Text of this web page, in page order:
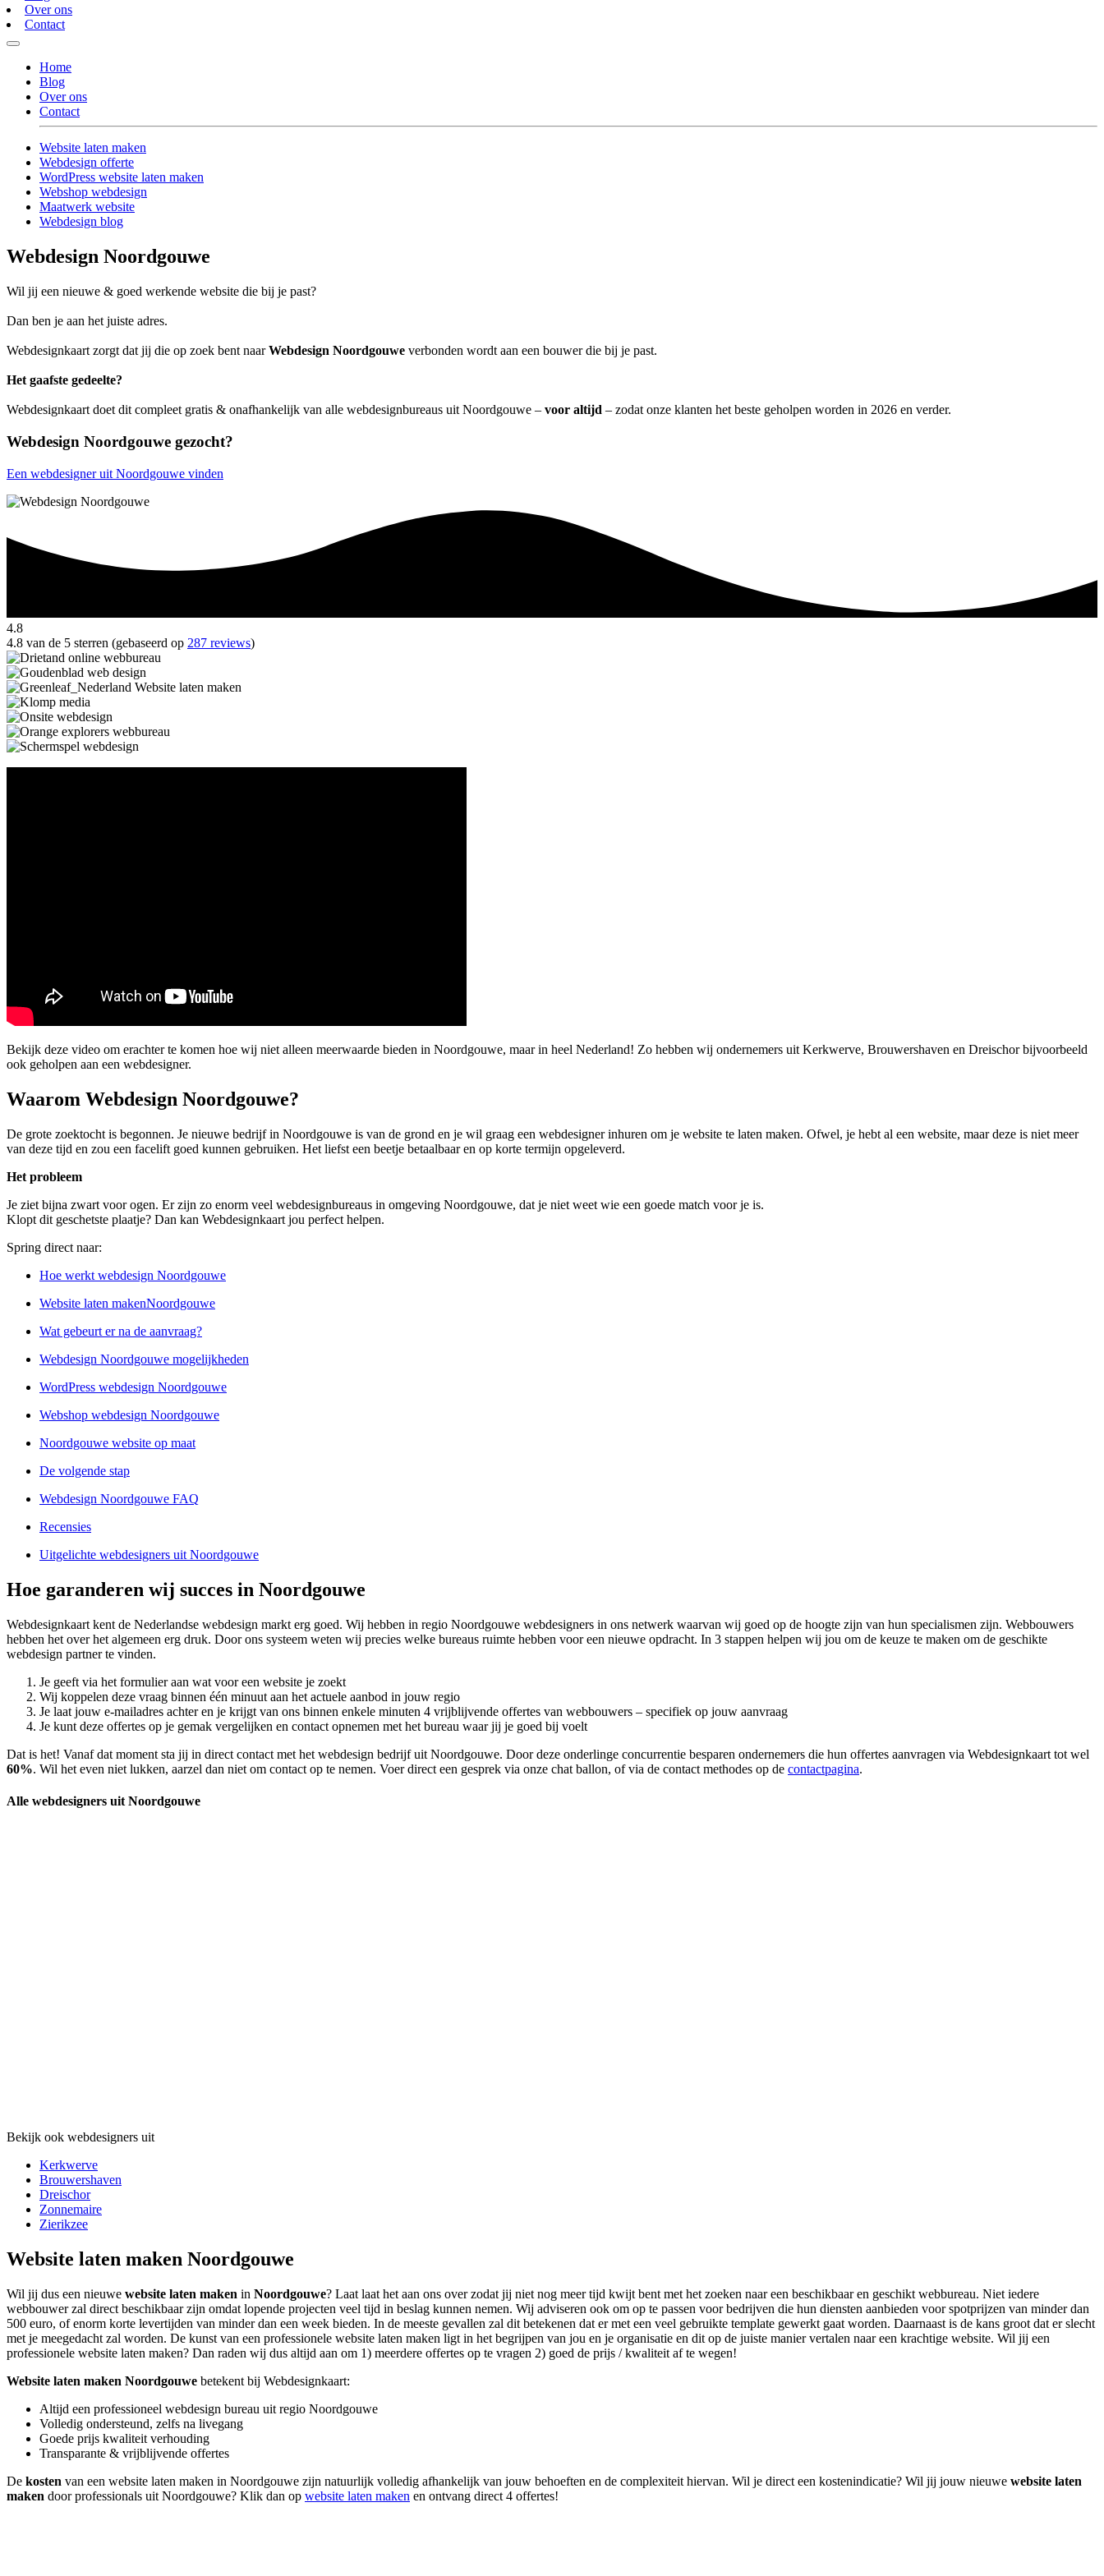
Over ons
Contact
Home
Blog
Over ons
Contact
Website laten maken
Webdesign offerte
WordPress website laten maken
Webshop webdesign
Maatwerk website
Webdesign blog
Webdesign Noordgouwe
Wil jij een nieuwe & goed werkende website die bij je past?
Dan ben je aan het juiste adres.
Webdesignkaart zorgt dat jij die op zoek bent naarWebdesign Noordgouwe verbonden wordt aan een bouwer die bij je past.
Het gaafste gedeelte?
Webdesignkaart doet dit compleet gratis & onafhankelijk van alle webdesignbureaus uit Noordgouwe – voor altijd – zodat onze klanten het beste geholpen worden in 2026 en verder.
Webdesign Noordgouwe gezocht?
Een webdesigner uit Noordgouwe vinden
4.8
4.8 van de 5 sterren (gebaseerd op 287 reviews)
Bekijk deze video om erachter te komen hoe wij niet alleen meerwaarde bieden in Noordgouwe, maar in heel Nederland! Zo hebben wij ondernemers uit Kerkwerve, Brouwershaven en Dreischor bijvoorbeeld
ook geholpen aan een webdesigner.
Waarom Webdesign Noordgouwe?
De grote zoektocht is begonnen. Je nieuwe bedrijf in Noordgouwe is van de grond en je wil graag een webdesigner inhuren om je website te laten maken. Ofwel, je hebt al een website, maar deze is niet meer
van deze tijd en zou een facelift goed kunnen gebruiken. Het liefst een beetje betaalbaar en op korte termijn opgeleverd.
Het probleem
Je ziet bijna zwart voor ogen. Er zijn zo enorm veel webdesignbureaus in omgeving Noordgouwe, dat je niet weet wie een goede match voor je is.
Klopt dit geschetste plaatje? Dan kan Webdesignkaart jou perfect helpen.
Spring direct naar:
Hoe werkt webdesign Noordgouwe
Website laten makenNoordgouwe
Wat gebeurt er na de aanvraag?
Webdesign Noordgouwe mogelijkheden
WordPress webdesign Noordgouwe
Webshop webdesign Noordgouwe
Noordgouwe website op maat
De volgende stap
Webdesign Noordgouwe FAQ
Recensies
Uitgelichte webdesigners uit Noordgouwe
Hoe garanderen wij succes in Noordgouwe
Webdesignkaart kent de Nederlandse webdesign markt erg goed. Wij hebben in regio Noordgouwe webdesigners in ons netwerk waarvan wij goed op de hoogte zijn van hun specialismen zijn. Webbouwers
hebben het over het algemeen erg druk. Door ons systeem weten wij precies welke bureaus ruimte hebben voor een nieuwe opdracht. In 3 stappen helpen wij jou om de keuze te maken om de geschikte
webdesign partner te vinden.
Je geeft via het formulier aan wat voor een website je zoekt
Wij koppelen deze vraag binnen één minuut aan het actuele aanbod in jouw regio
Je laat jouw e-mailadres achter en je krijgt van ons binnen enkele minuten 4 vrijblijvende offertes van webbouwers – specifiek op jouw aanvraag
Je kunt deze offertes op je gemak vergelijken en contact opnemen met het bureau waar jij je goed bij voelt
Dat is het! Vanaf dat moment sta jij in direct contact met het webdesign bedrijf uit Noordgouwe. Door deze onderlinge concurrentie besparen ondernemers die hun offertes aanvragen via Webdesignkaart tot wel
60%. Wil het even niet lukken, aarzel dan niet om contact op te nemen. Voer direct een gesprek via onze chat ballon, of via de contact methodes op de contactpagina.
Alle webdesigners uit Noordgouwe
Bekijk ook webdesigners uit
Kerkwerve
Brouwershaven
Dreischor
Zonnemaire
Zierikzee
Website laten maken Noordgouwe
Wil jij dus een nieuwe website laten maken in Noordgouwe? Laat laat het aan ons over zodat jij niet nog meer tijd kwijt bent met het zoeken naar een beschikbaar en geschikt webbureau. Niet iedere
webbouwer zal direct beschikbaar zijn omdat lopende projecten veel tijd in beslag kunnen nemen. Wij adviseren ook om op te passen voor bedrijven die hun diensten aanbieden voor spotprijzen van minder dan
500 euro, of enorm korte levertijden van minder dan een week bieden. In de meeste gevallen zal dit betekenen dat er met een veel gebruikte template gewerkt gaat worden. Daarnaast is de kans groot dat er slecht
met je meegedacht zal worden. De kunst van een professionele website laten maken ligt in het begrijpen van jou en je organisatie en dit op de juiste manier vertalen naar een krachtige website. Wil jij een
professionele website laten maken? Dan raden wij dus altijd aan om 1) meerdere offertes op te vragen 2) goed de prijs / kwaliteit af te wegen!
Website laten maken Noordgouwe betekent bij Webdesignkaart:
Altijd een professioneel webdesign bureau uit regio Noordgouwe
Volledig ondersteund, zelfs na livegang
Goede prijs kwaliteit verhouding
Transparante & vrijblijvende offertes
De kosten van een website laten maken in Noordgouwe zijn natuurlijk volledig afhankelijk van jouw behoeften en de complexiteit hiervan. Wil je direct een kostenindicatie? Wil jij jouw nieuwe website laten
maken door professionals uit Noordgouwe? Klik dan op website laten maken en ontvang direct 4 offertes!